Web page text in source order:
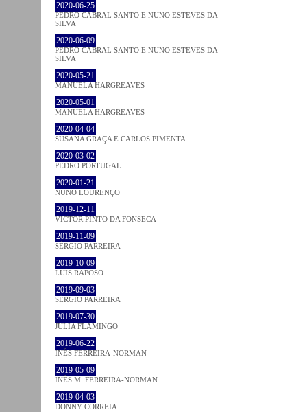
2020-06-25
PEDRO CABRAL SANTO E NUNO ESTEVES DA
SILVA
2020-06-09
PEDRO CABRAL SANTO E NUNO ESTEVES DA
SILVA
2020-05-21
MANUELA HARGREAVES
2020-05-01
MANUELA HARGREAVES
2020-04-04
SUSANA GRAÇA E CARLOS PIMENTA
2020-03-02
PEDRO PORTUGAL
2020-01-21
NUNO LOURENÇO
2019-12-11
VICTOR PINTO DA FONSECA
2019-11-09
SÉRGIO PARREIRA
2019-10-09
LUÍS RAPOSO
2019-09-03
SÉRGIO PARREIRA
2019-07-30
JULIA FLAMINGO
2019-06-22
INÊS FERREIRA-NORMAN
2019-05-09
INÊS M. FERREIRA-NORMAN
2019-04-03
DONNY CORREIA